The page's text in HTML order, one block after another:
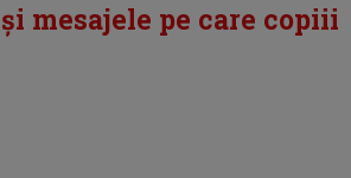
mesajele pe care copiii